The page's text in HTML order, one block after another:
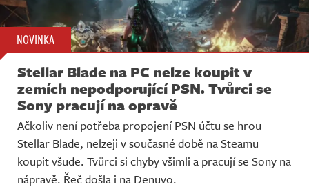
NOVINKA
Stellar Blade na PC nelze koupit v
zemích nepodporující PSN. Tvůrci se
Sony pracují na opravě
Ačkoliv není potřeba propojení PSN účtu se hrou
Stellar Blade, nelzeji v současné době na Steamu
koupit všude. Tvůrci si chyby všimli a pracují se Sony na
nápravě. Řeč došla i na Denuvo.